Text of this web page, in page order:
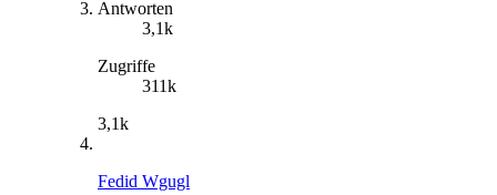
Antworten
3,1k
Zugriffe
311k
3,1k
Fedid Wgugl